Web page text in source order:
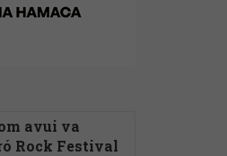
avui va
Rock Festival